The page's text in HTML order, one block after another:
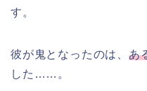
す。
彼が鬼となったのは、 あ
した……。